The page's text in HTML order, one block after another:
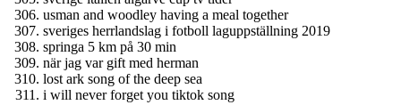
usman and woodley having a meal together
sveriges herrlandslag i fotboll laguppställning 2019
springa 5 km på 30 min
när jag var gift med herman
lost ark song of the deep sea
i will never forget you tiktok song